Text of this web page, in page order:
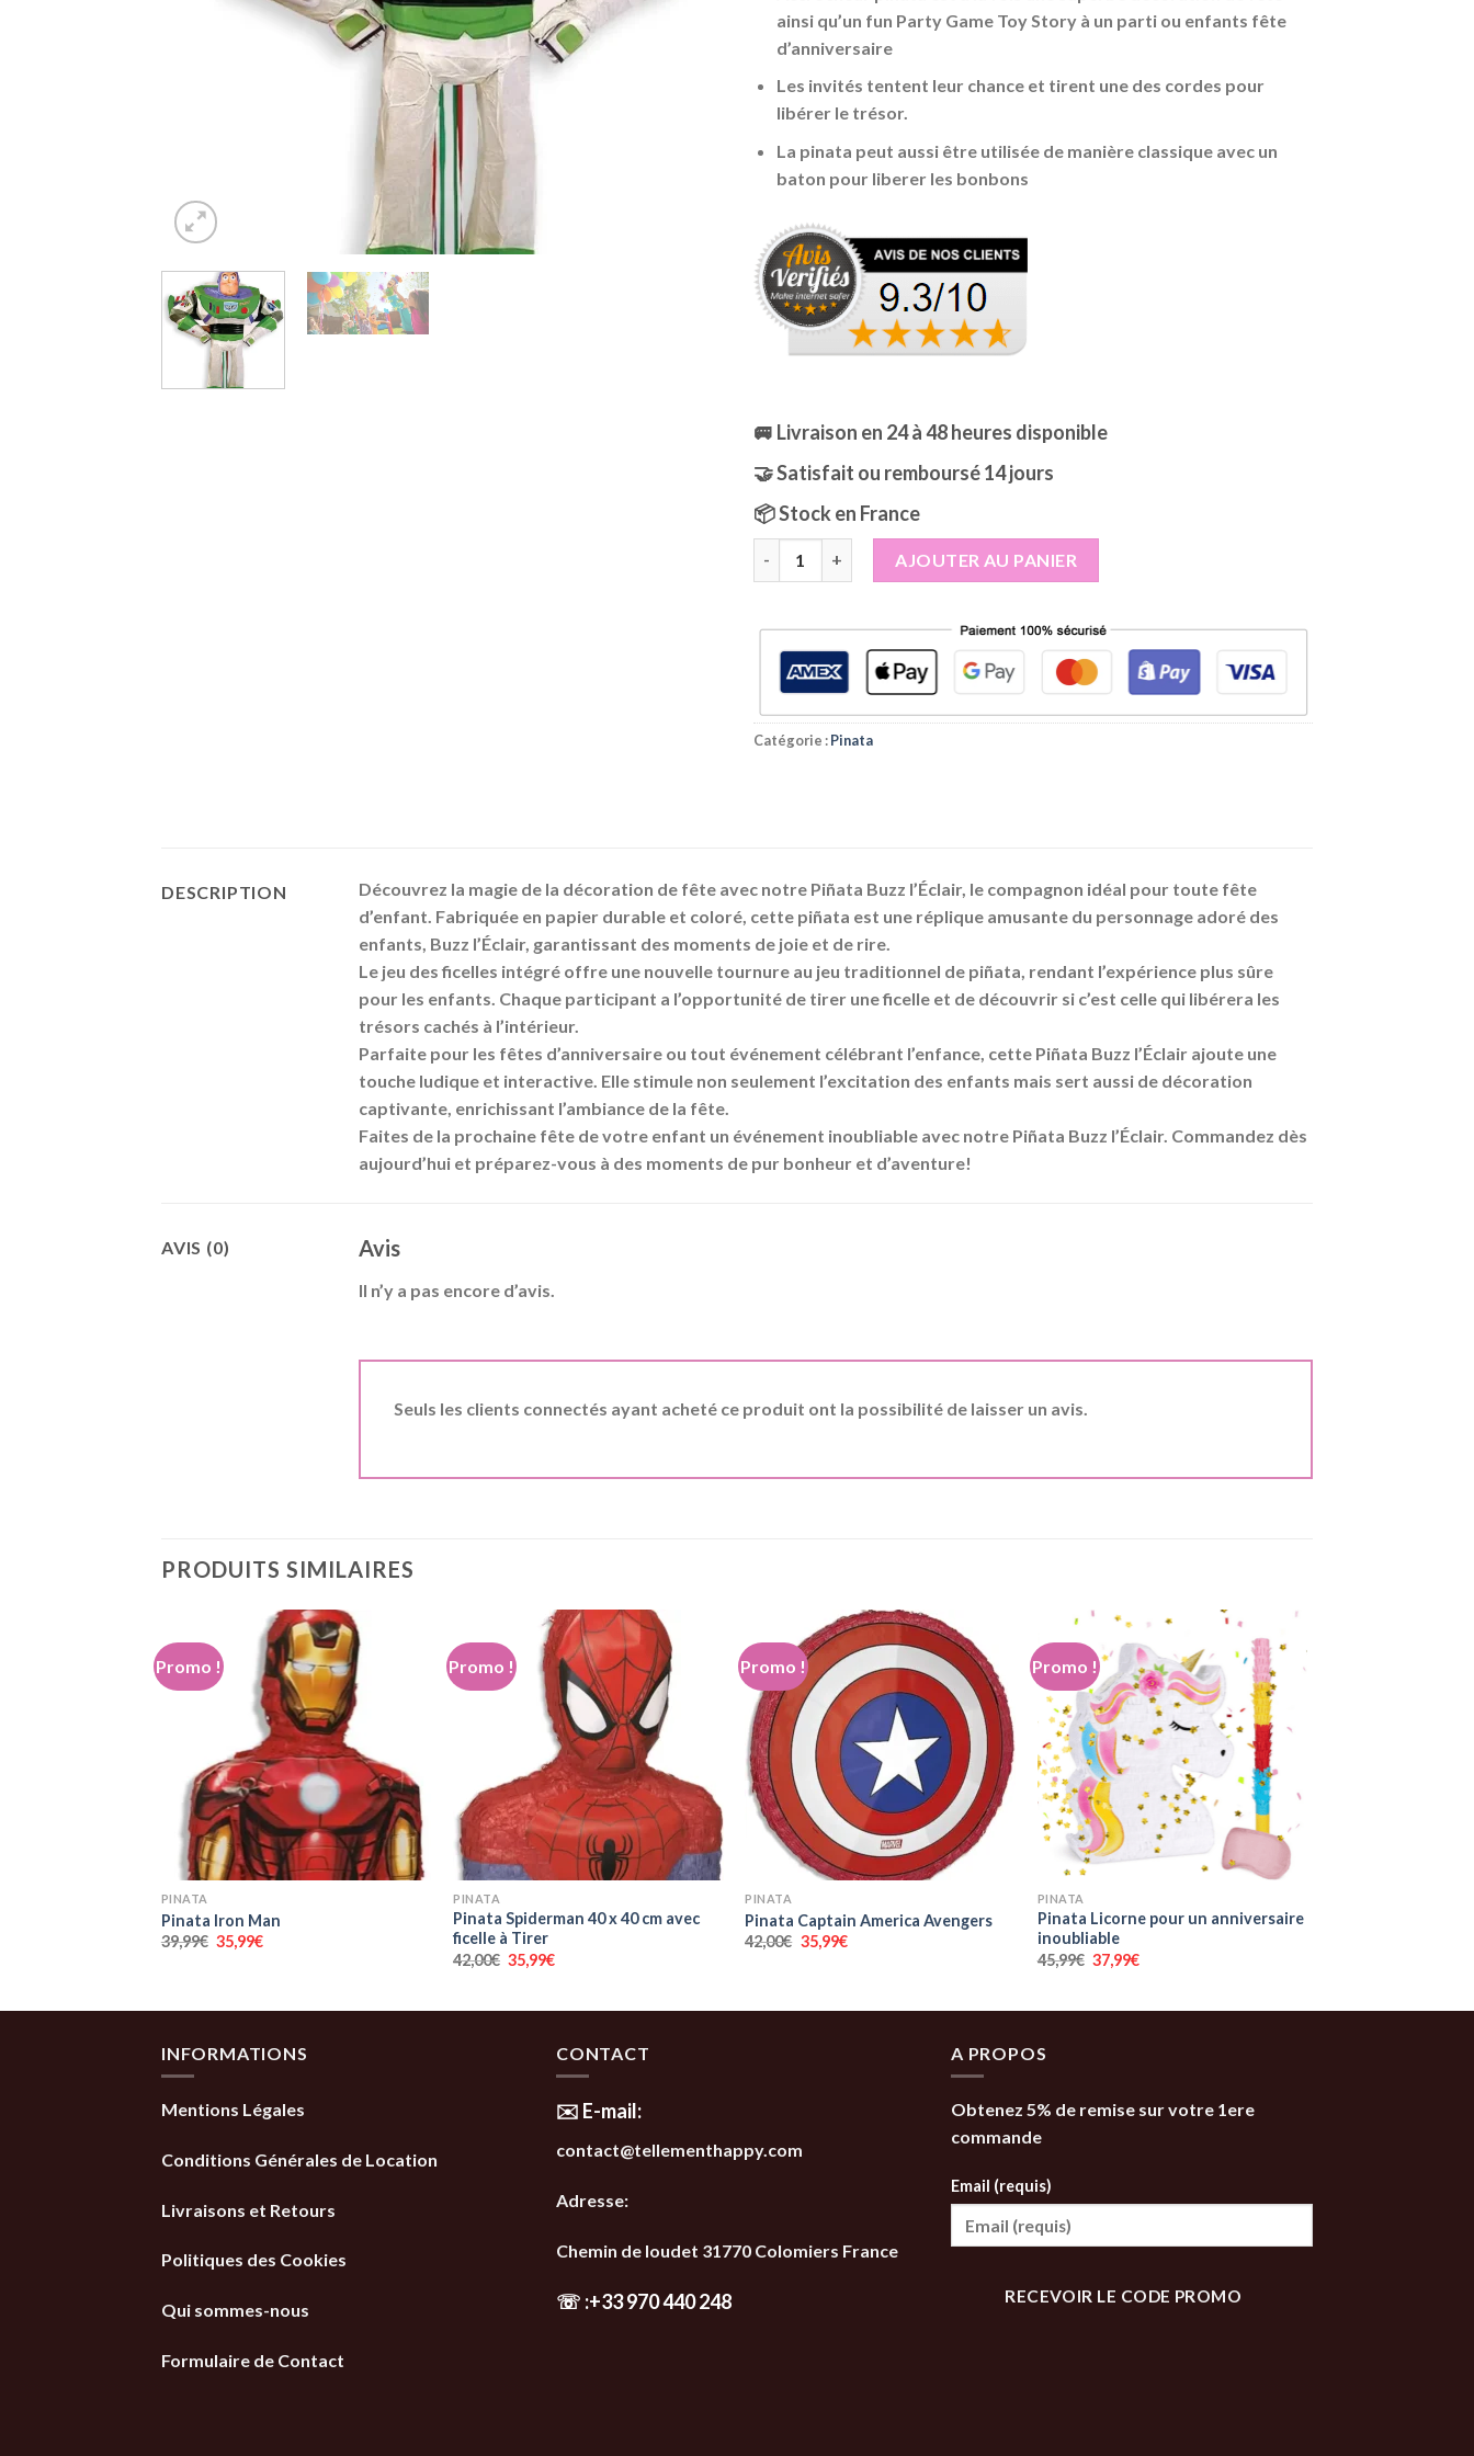
ainsi qu’un fun Party Game Toy Story à un parti ou enfants fête
d’anniversaire
Les invités tentent leur chance et tirent une des cordes pour
libérer le trésor.
La pinata peut aussi être utilisée de manière classique avec un
baton pour liberer les bonbons
🚐 Livraison en 24 à 48 heures disponible
🤝 Satisfait ou remboursé 14 jours
📦 Stock en France
AJOUTER AU PANIER
Catégorie :Pinata
DESCRIPTION
Découvrez la magie de la décoration de fête avec notre Piñata Buzz l’Éclair, le compagnon idéal pour toute fête
d’enfant. Fabriquée en papier durable et coloré, cette piñata est une réplique amusante du personnage adoré des
enfants, Buzz l’Éclair, garantissant des moments de joie et de rire.
Le jeu des ficelles intégré offre une nouvelle tournure au jeu traditionnel de piñata, rendant l’expérience plus sûre
pour les enfants. Chaque participant a l’opportunité de tirer une ficelle et de découvrir si c’est celle qui libérera les
trésors cachés à l’intérieur.
Parfaite pour les fêtes d’anniversaire ou tout événement célébrant l’enfance, cette Piñata Buzz l’Éclair ajoute une
touche ludique et interactive. Elle stimule non seulement l’excitation des enfants mais sert aussi de décoration
captivante, enrichissant l’ambiance de la fête.
Faites de la prochaine fête de votre enfant un événement inoubliable avec notre Piñata Buzz l’Éclair. Commandez dès
aujourd’hui et préparez-vous à des moments de pur bonheur et d’aventure!
AVIS (0) Avis
Il n’y a pas encore d’avis.
Seuls les clients connectés ayant acheté ce produit ont la possibilité de laisser un avis.
PRODUITS SIMILAIRES
Promo !
+
PINATA
Pinata Iron Man
39,99€ Le
prix
35,99€Le
Promo !
+
PINATA
Pinata Spiderman 40 x 40 cm avec
ficelle à Tirer
42,00€ Le
prix
35,99€Le
Promo !
PINATA
Pinata Captain America Avengers
42,00€ Le
prix
35,99€Le
Promo !
+
PINATA
Pinata Licorne pour un anniversaire
inoubliable
45,99€ Le
prix
37,99€Le
INFORMATIONS
Mentions Légales
Conditions Générales de Location
Livraisons et Retours
Politiques des Cookies
Qui sommes-nous
Formulaire de Contact
CONTACT
✉️ E-mail:
contact@tellementhappy.com
Adresse:
Chemin de loudet 31770 Colomiers France
☏ :+33 970 440 248
A PROPOS
Obtenez 5% de remise sur votre 1ere
commande
Email (requis)
RECEVOIR LE CODE PROMO